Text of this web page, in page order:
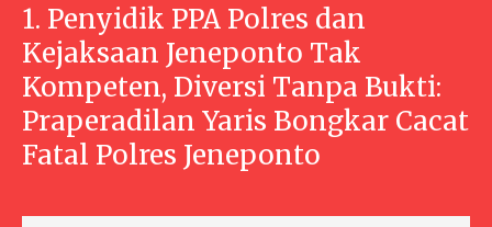
1. Penyidik PPA Polres dan
Kejaksaan Jeneponto Tak
Kompeten, Diversi Tanpa Bukti:
Praperadilan Yaris Bongkar Cacat
Fatal Polres Jeneponto